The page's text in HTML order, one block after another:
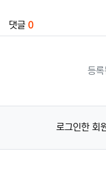
댓글 0
등
로그인한 회